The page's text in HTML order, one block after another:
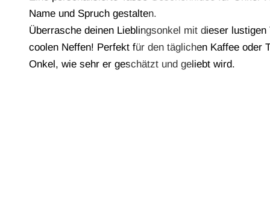
Name und Spruch gestalten.
Überrasche deinen Lieblingsonkel mit dieser
coolen Neffen! Perfekt für den täglichen Kaffee oder
Onkel, wie sehr er geschätzt und geliebt wird.